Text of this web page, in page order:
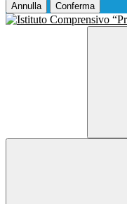
Annulla Conferma